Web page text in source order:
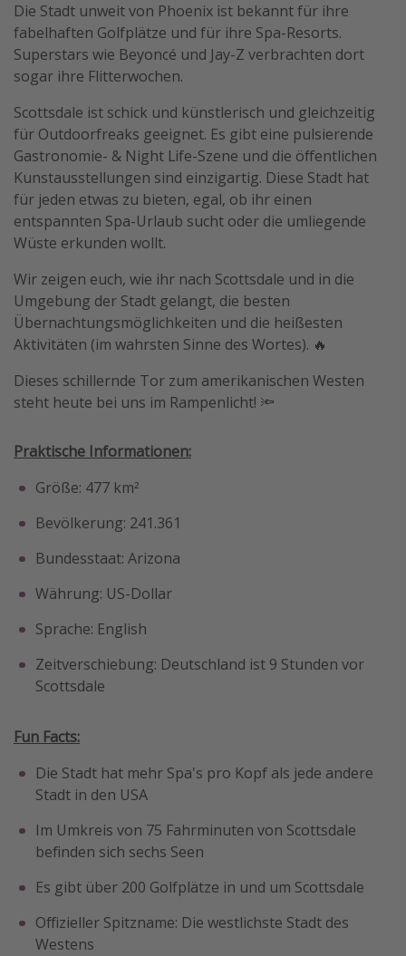
Disneyland Paris
Roadtrips
Wochenendtrip
Strandurlaub
Gruppenreisen
Hotels in Hamburg
Hotels in Amsterdam
Hotels am Achensee
Weitere Themen
Reise Journal
Rundreisen in Thailand
Reisepassfreie Reiseziele
Travel Know How
Last Minute Urlaub Mallorca
Last Minute Urlaub Deutschland
Die Stadt unweit von Phoenix ist bekannt für ihre
fabelhaften Golfplätze und für ihre Spa-Resorts.
Superstars wie Beyoncé und Jay-Z verbrachten dort
sogar ihre Flitterwochen.
Scottsdale ist schick und künstlerisch und gleichzeitig
für Outdoorfreaks geeignet. Es gibt eine pulsierende
Gastronomie- & Night Life-Szene und die öffentlichen
Kunstausstellungen sind einzigartig. Diese Stadt hat
für jeden etwas zu bieten, egal, ob ihr einen
entspannten Spa-Urlaub sucht oder die umliegende
Wüste erkunden wollt.
Wir zeigen euch, wie ihr nach Scottsdale und in die
Umgebung der Stadt gelangt, die besten
Übernachtungsmöglichkeiten und die heißesten
Aktivitäten (im wahrsten Sinne des Wortes). 🔥
Dieses schillernde Tor zum amerikanischen Westen
steht heute bei uns im Rampenlicht! 🔦
Praktische Informationen:
Größe: 477 km²
Bevölkerung: 241.361
Bundesstaat: Arizona
Währung: US-Dollar
Sprache: English
Zeitverschiebung: Deutschland ist 9 Stunden vor
Scottsdale
Fun Facts:
Die Stadt hat mehr Spa's pro Kopf als jede andere
Stadt in den USA
Im Umkreis von 75 Fahrminuten von Scottsdale
befinden sich sechs Seen
Es gibt über 200 Golfplätze in und um Scottsdale
Offizieller Spitzname: Die westlichste Stadt des
Westens